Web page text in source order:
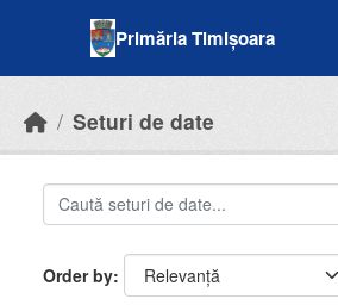
Primăria Timișoara
Seturi de date
Order by